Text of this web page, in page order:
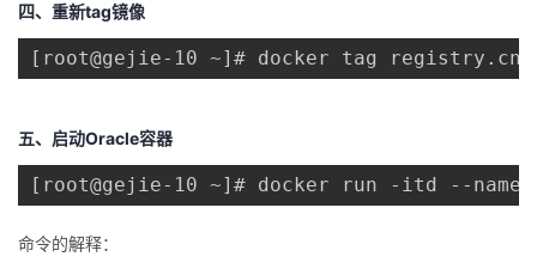
课
程
的
认
证
我
的
实
验
我
的
收
藏
术
持
云
建
议
四、重新tag镜像
[root@gejie-10 ~]# docker tag registry.cn-
五、启动Oracle容器
[root@gejie-10 ~]# docker run -itd --
命令的解释：